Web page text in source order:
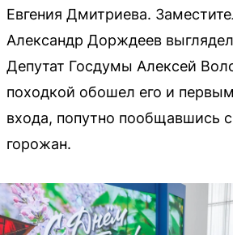
Евгения Дмитриева.
Александр Дорждеев
Депутат Госдумы Алексей
походкой обошел его и
входа, попутно пообщавшись
горожан.